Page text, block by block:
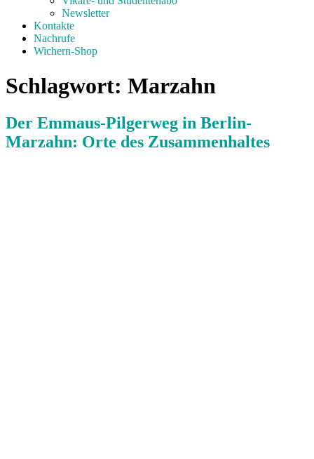
Newsletter
Kontakte
Nachrufe
Wichern-Shop
Schlagwort: Marzahn
Der Emmaus-Pilgerweg in Berlin-
Marzahn: Orte des Zusammenhaltes